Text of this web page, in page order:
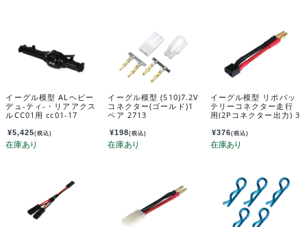
イーグル模型 ALヘビー
デュ-ティ-・リアアクス
ルCC01用 cc01-17
¥5,425(税込)
イーグル模型 (S10)7.2V
コネクター(ゴールド)1
ペア 2713
¥198(税込)
イーグル模型 リポバッ
テリーコネクター走行
用(2Pコネクター出力) 3
¥376(税込)